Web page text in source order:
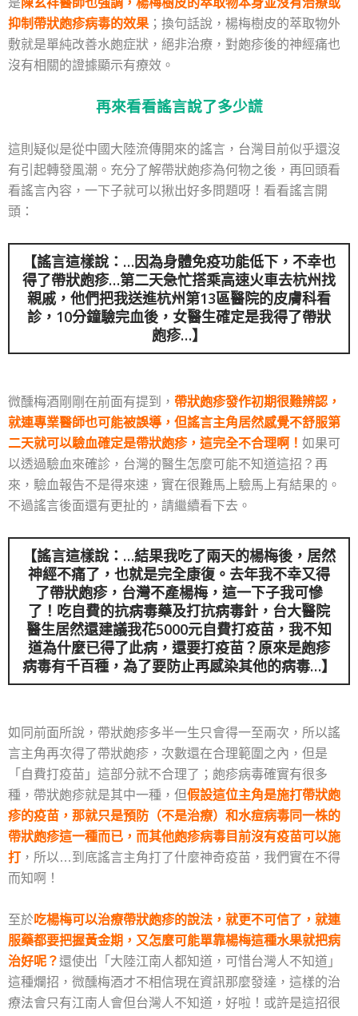
是 陳玄祥醫師也強調，楊梅樹皮的萃取物本身並沒有治療或
抑制帶狀皰疹病毒的效果 ；換句話說，楊梅樹皮的萃取物外
敷就是單純改善水皰症狀，絕非治療， 對皰疹後的神經痛也
沒有相關的證據顯示有療效。
再來看看謠言說了多少謊
這則疑似是從中國大陸流傳開來的謠言，台灣目前似乎還沒
有引起轉發風潮。充分了解帶狀皰疹為何物之後，再回頭看
看謠言內容，一下子就可以揪出好多問題呀！看看謠言開
頭：
【謠言這樣說：…因為身體免疫功能低下，不幸也
得了帶狀皰疹…第二天急忙搭乘高速火車去杭州找
親戚，他們把我送進杭州第13區醫院的皮膚科看
診，10分鐘驗完血後，女醫生確定是我得了帶狀
皰疹…】
微醺梅酒剛剛在前面有提到， 帶狀皰疹發作初期很難辨認，
就連專業醫師也可能被誤導，但謠言主角居然感覺不舒服第
二天就可以驗血確定是帶狀皰疹，這完全不合理啊！ 如果可
以透過驗血來確診，台灣的醫生怎麼可能不知道這招？再
來，驗血報告不是得來速，實在很難馬上驗馬上有結果的。
不過謠言後面還有更扯的，請繼續看下去。
【謠言這樣說：…結果我吃了兩天的楊梅後，居然
神經不痛了，也就是完全康復。去年我不幸又得
了帶狀皰疹，台灣不產楊梅，這一下子我可慘
了！吃自費的抗病毒藥及打抗病毒針，台大醫院
醫生居然還建議我花5000元自費打疫苗，我不知
道為什麼已得了此病，還要打疫苗？原來是皰疹
病毒有千百種，為了要防止再感染其他的病毒…】
如同前面所說，帶狀皰疹多半一生只會得一至兩次，所以謠
言主角再次得了帶狀皰疹，次數還在合理範圍之內，但是
「自費打疫苗」這部分就不合理了；皰疹病毒確實有很多
種，帶狀皰疹就是其中一種，但假設這位主角是施打帶狀皰
疹的疫苗，那就只是預防（不是治療）和水痘病毒同一株的
帶狀皰疹這一種而已，而其他皰疹病毒目前沒有疫苗可以施
打 ，所以…到底謠言主角打了什麼神奇疫苗，我們實在不得
而知啊！
至於吃楊梅可以治療帶狀皰疹的說法，就更不可信了，就連
服藥都要把握黃金期，又怎麼可能單靠楊梅這種水果就把病
治好呢？還使出「大陸江南人都知道，可惜台灣人不知道」
這種爛招，微醺梅酒才不相信現在資訊那麼發達，這樣的治
療法會只有江南人會但台灣人不知道，好啦！或許是這招很